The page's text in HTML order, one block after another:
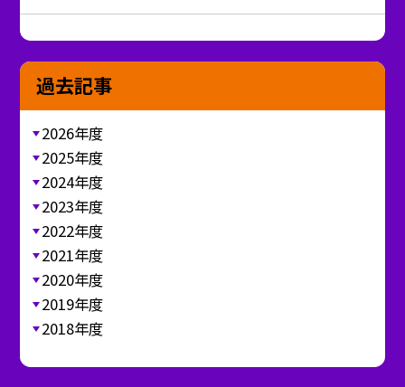
過去記事
2026年度
2025年度
2024年度
2023年度
2022年度
2021年度
2020年度
2019年度
2018年度